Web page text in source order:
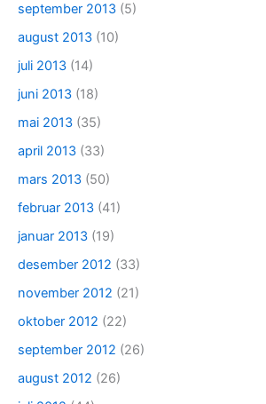
september 2013 (5)
august 2013 (10)
juli 2013 (14)
juni 2013 (18)
mai 2013 (35)
april 2013 (33)
mars 2013 (50)
februar 2013 (41)
januar 2013 (19)
desember 2012 (33)
november 2012 (21)
oktober 2012 (22)
september 2012 (26)
august 2012 (26)